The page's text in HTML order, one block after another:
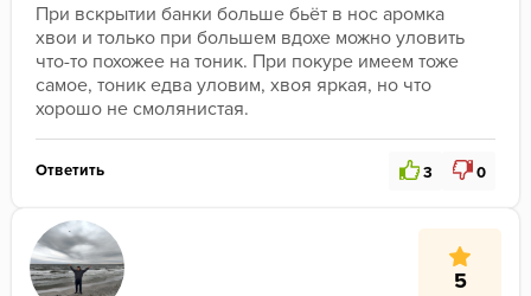
При вскрытии банки больше бьёт в нос аромка
хвои и только при большем вдохе можно уловить
что-то похожее на тоник. При покуре имеем тоже
самое, тоник едва уловим, хвоя яркая, но что
хорошо не смолянистая.
Ответить 3 0
5